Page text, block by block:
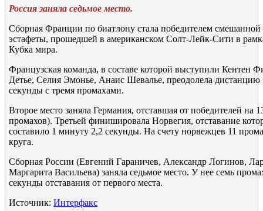
Россия заняла седьмое место.
Сборная Франции по биатлону стала победителем
эстафеты, прошедшей в американском Солт-Лейк-Сити в
Кубка мира.
Французская команда, в составе которой выступили Кентен
Детье, Селия Эмонье, Анаис Шевалье, преодолела дистанцию
секунды с тремя промахами.
Второе место заняла Германия, отставшая от победителей на
промахов). Третьей финишировала Норвегия, отставание
составило 1 минуту 2,2 секунды. На счету норвежцев 11
круга.
Сборная России (Евгений Гараничев, Александр Логинов,
Маргарита Васильева) заняла седьмое место. У нее семь
секунды отставания от первого места.
Источник: Интерфакс